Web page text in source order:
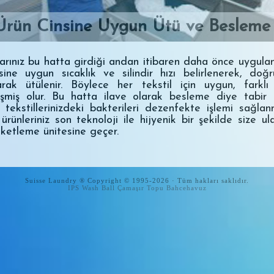
Cinsine Uygun Ütü ve
bu hatta girdiği andan itibaren daha önce
uygun sıcaklık ve silindir hızı belirlenerek,
ütülenir. Böylece her tekstil için uygun, farklı
olur. Bu hatta ilave olarak besleme diye tabir
tekstillerinizdeki bakterileri dezenfekte işlemi
son teknoloji ile hijyenik bir şekilde size
ünitesine geçer.
Suisse Laundry ® Copyright © 1995-2026 · Tüm hakları saklıdır.
IPS Wash Ball Çamaşır Topu Bahcehavuz